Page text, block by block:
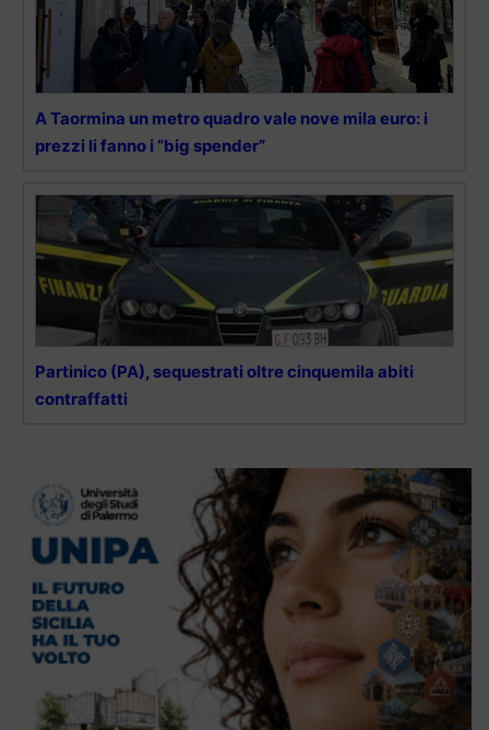
A Taormina un metro quadro vale nove mila euro: i
prezzi li fanno i “big spender”
Partinico (PA), sequestrati oltre cinquemila abiti
contraffatti